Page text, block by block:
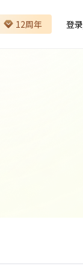
12周年 登录